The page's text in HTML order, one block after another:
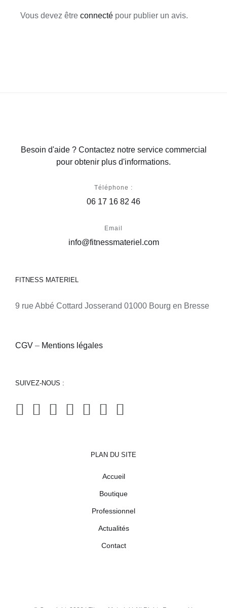
Vous devez être connectépour publier un avis.
Besoin d'aide ? Contactez notre service commercial
pour obtenir plus d'informations.
Téléphone :
06 17 16 82 46
Email
info@fitnessmateriel.com
FITNESS MATERIEL
9 rue Abbé Cottard Josserand 01000 Bourg en Bresse
CGV – Mentions légales
SUIVEZ-NOUS :
PLAN DU SITE
Accueil
Boutique
Professionnel
Actualités
Contact